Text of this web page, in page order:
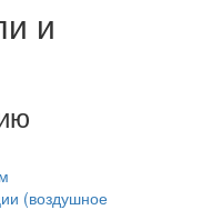
и
(воздушное